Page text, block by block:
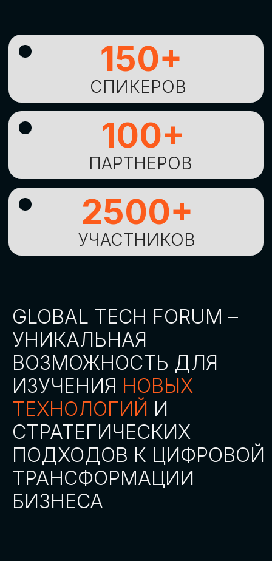
ИЗУЧЕНИЯНОВЫХ
ТЕХНОЛОГИЙИ
СТРАТЕГИЧЕСКИХ
ПОДХОДОВ К ЦИФРОВОЙ
ТРАНСФОРМАЦИИ
БИЗНЕСА
ОСТАВИТЬ
ЗАЯВКУ
АККРЕДИТАЦИЯ
СМИ
СКАЧАТЬ ПРОГРАММУ
СТАТЬ СПИКЕРОМ
Оставьте заявку, наши менеджеры
СТАТЬ УЧАСТНИКОМ